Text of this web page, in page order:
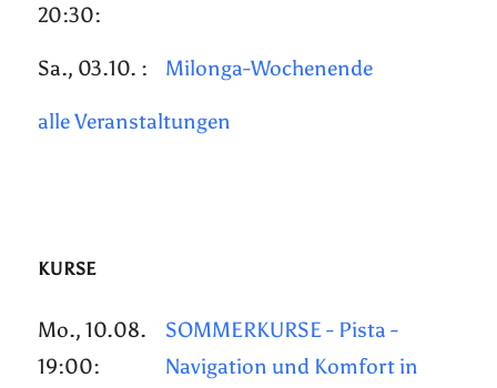
20:30:
Sa., 03.10. : Milonga-Wochenende
alle Veranstaltungen
KURSE
Mo., 10.08.
19:00:
SOMMERKURSE - Pista -
Navigation und Komfort in